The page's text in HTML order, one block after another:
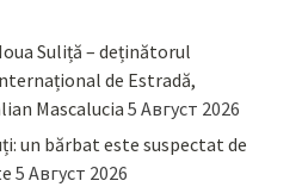
Suliță – deținătorul
de Estradă,
Mascalucia 5 Август 2026
un bărbat este suspectat de
5 Август 2026